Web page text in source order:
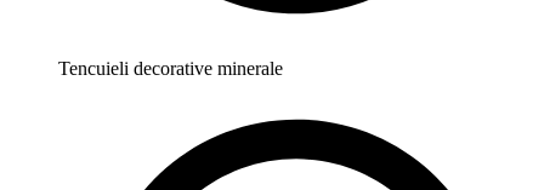
Tencuieli decorative minerale